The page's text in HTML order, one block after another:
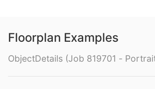
Floorplan Examples
ObjectDetails (Job 819701 -